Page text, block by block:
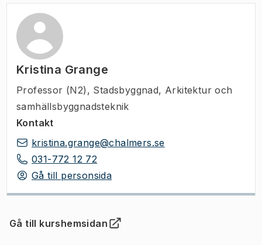
Kristina Grange
Professor (N2) , Stadsbyggnad, Arkitektur och
samhällsbyggnadsteknik
Kontakt
kristina.grange@chalmers.se
031-772 12 72
Gå till personsida
Gå till kurshemsidan
(Öppnas i ny flik)